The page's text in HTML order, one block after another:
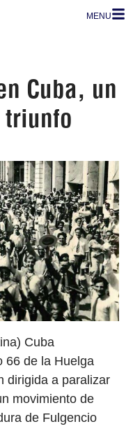
MENU
Cuba, un
Cuba
66 de la Huelga
dirigida a paralizar
movimiento de
de Fulgencio